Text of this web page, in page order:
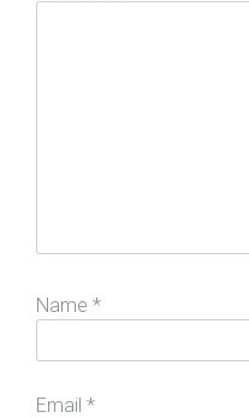
Name *
Email *